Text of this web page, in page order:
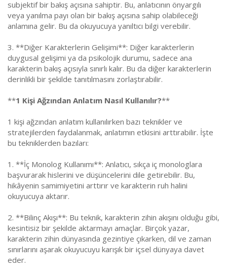
subjektif bir bakış açısına sahiptir. Bu, anlatıcının önyargılı
veya yanılma payı olan bir bakış açısına sahip olabileceği
anlamına gelir. Bu da okuyucuya yanıltıcı bilgi verebilir.
3. **Diğer Karakterlerin Gelişimi**: Diğer karakterlerin
duygusal gelişimi ya da psikolojik durumu, sadece ana
karakterin bakış açısıyla sınırlı kalır. Bu da diğer karakterlerin
derinlikli bir şekilde tanıtılmasını zorlaştırabilir.
**1 Kişi Ağzından Anlatım Nasıl Kullanılır?**
1 kişi ağzından anlatım kullanılırken bazı teknikler ve
stratejilerden faydalanmak, anlatımın etkisini arttırabilir. İşte
bu tekniklerden bazıları:
1. **İç Monolog Kullanımı**: Anlatıcı, sıkça iç monologlara
başvurarak hislerini ve düşüncelerini dile getirebilir. Bu,
hikâyenin samimiyetini arttırır ve karakterin ruh halini
okuyucuya aktarır.
2. **Bilinç Akışı**: Bu teknik, karakterin zihin akışını olduğu gibi,
kesintisiz bir şekilde aktarmayı amaçlar. Birçok yazar,
karakterin zihin dünyasında gezintiye çıkarken, dil ve zaman
sınırlarını aşarak okuyucuyu karışık bir içsel dünyaya davet
eder.